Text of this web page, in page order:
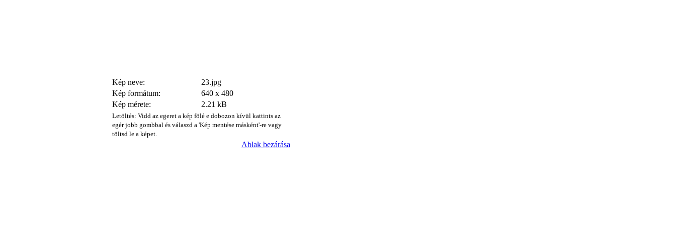
Kép neve:
23.jpg
Kép formátum:
640 x 480
Kép mérete:
2.21 kB
Letöltés: Vidd az egeret a kép fölé e dobozon kívül kattints az
egér jobb gombbal és válaszd a 'Kép mentése másként'-re vagy
töltsd le a képet.
Ablak bezárása